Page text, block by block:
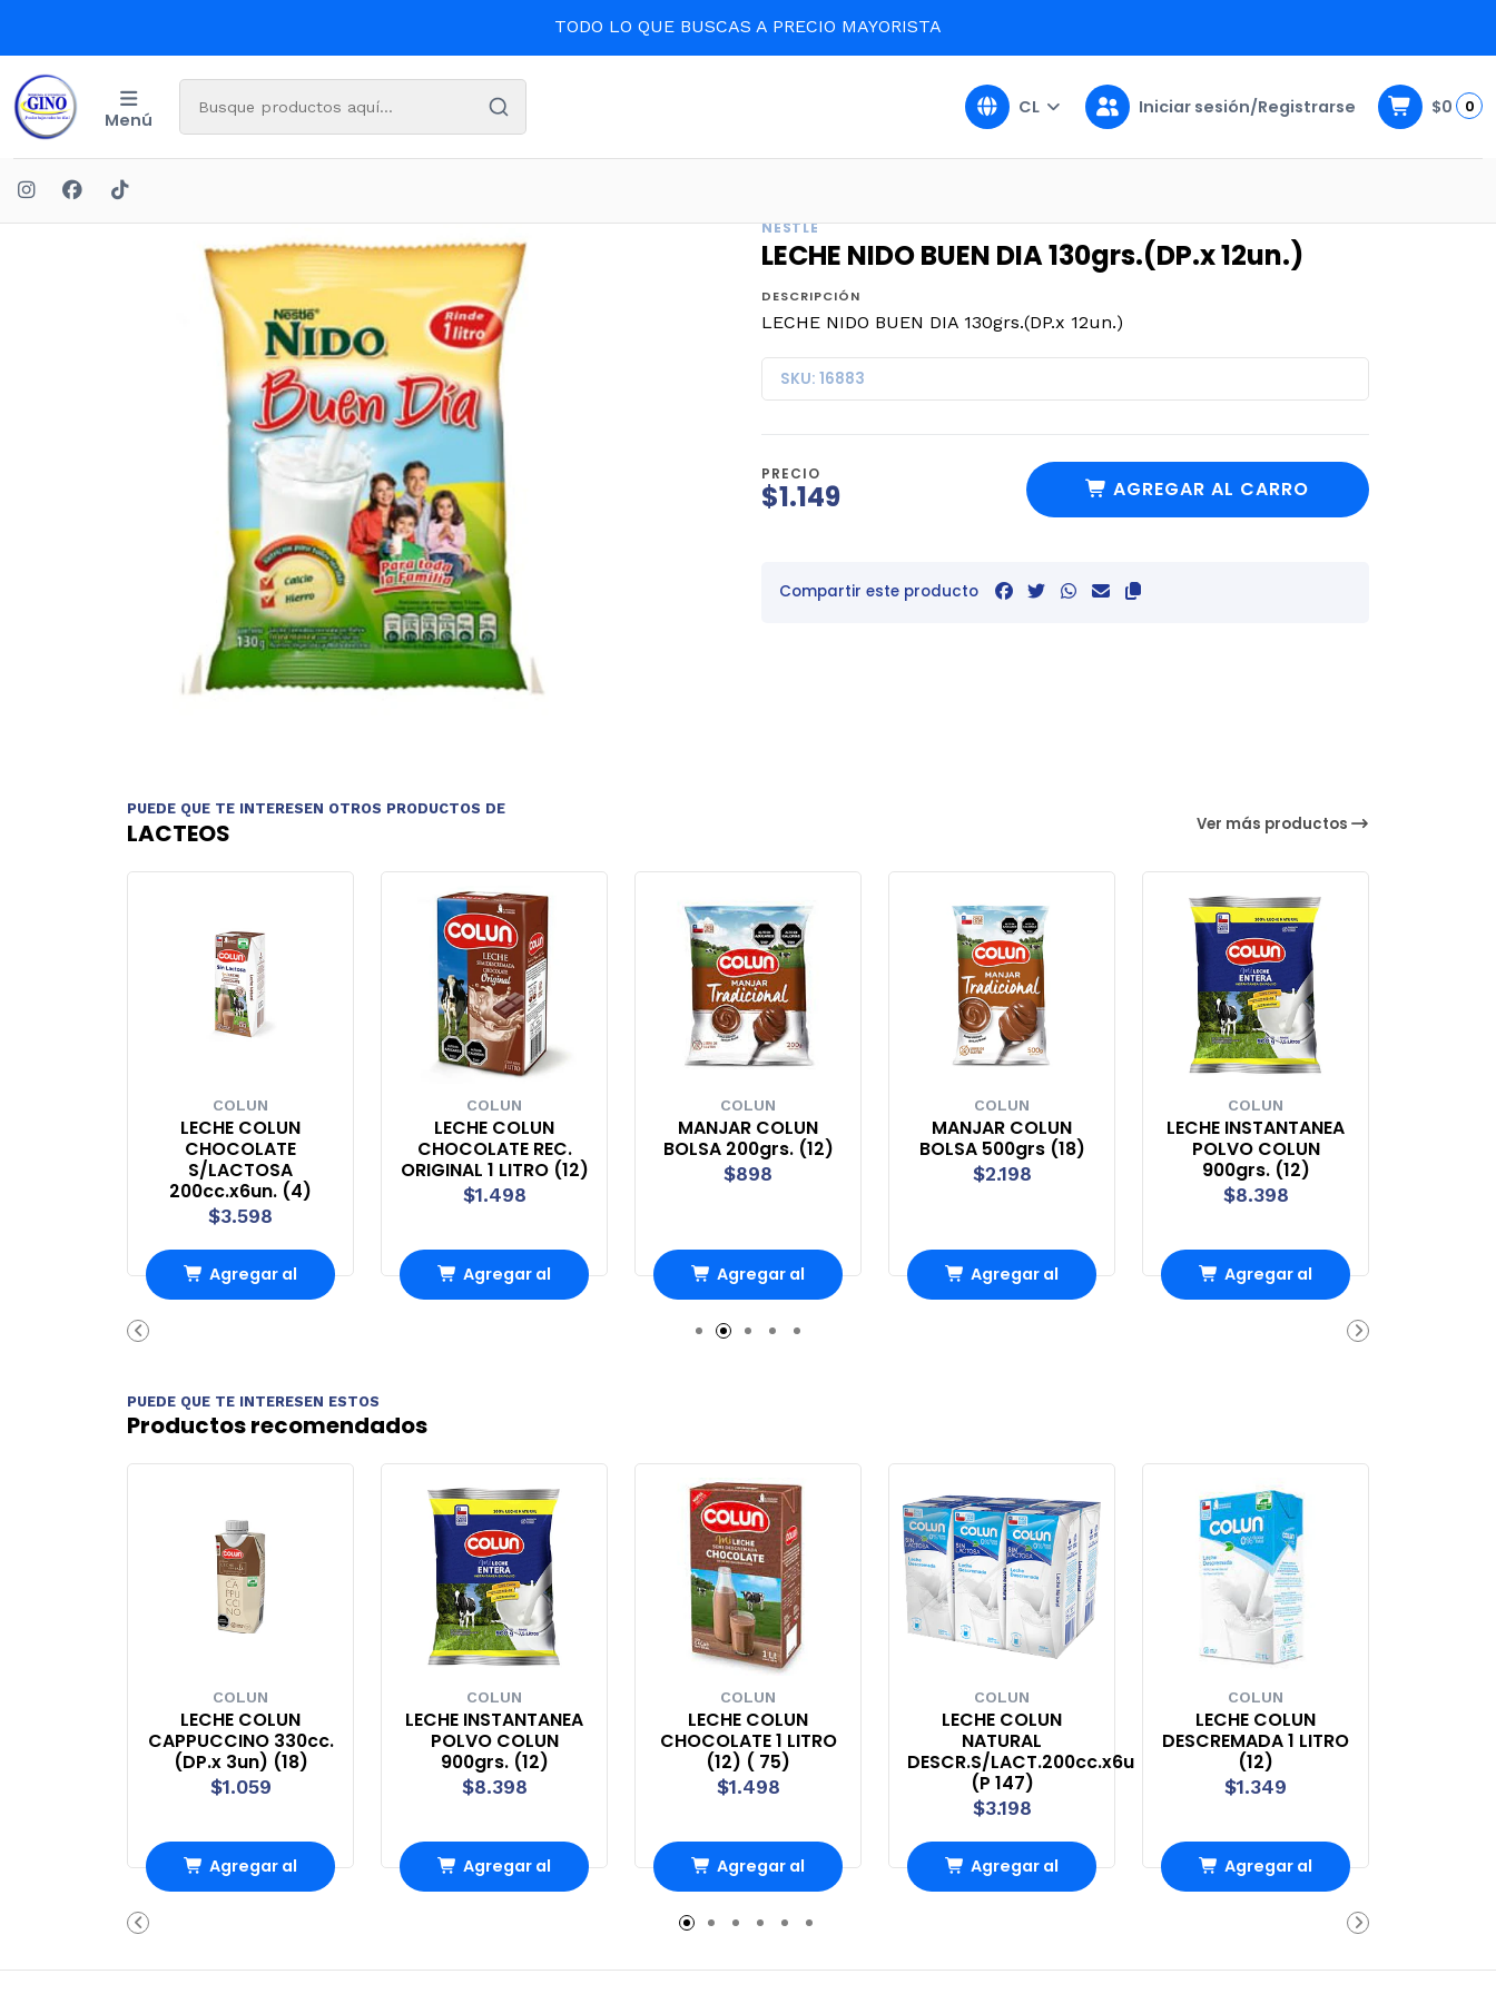
TODO LO QUE BUSCAS A PRECIO MAYORISTA
Menú
CL Iniciar sesión/Registrarse $0 0
NESTLE
LECHE NIDO BUEN DIA 130grs.(DP.x 12un.)
DESCRIPCIÓN
LECHE NIDO BUEN DIA 130grs.(DP.x 12un.)
SKU: 16883
PRECIO
$1.149 AGREGAR AL CARRO
Compartir este producto
PUEDE QUE TE INTERESEN OTROS PRODUCTOS DE
LACTEOS Ver más productos
COLUN
LECHE COLUN
CHOCOLATE
S/LACTOSA
200cc.x6un. (4)
$3.598
Agregar al
COLUN
LECHE COLUN
CHOCOLATE REC.
ORIGINAL 1 LITRO (12)
$1.498
Agregar al
COLUN
MANJAR COLUN
BOLSA 200grs. (12)
$898
Agregar al
Carro
COLUN
MANJAR COLUN
BOLSA 500grs (18)
$2.198
Agregar al
COLUN
LECHE INSTANTANEA
POLVO COLUN
900grs. (12)
$8.398
Agregar al
PUEDE QUE TE INTERESEN ESTOS
Productos recomendados
COLUN
LECHE COLUN
CAPPUCCINO 330cc.
(DP.x 3un) (18)
$1.059
Agregar al
COLUN
LECHE INSTANTANEA
POLVO COLUN
900grs. (12)
$8.398
Agregar al
COLUN
LECHE COLUN
CHOCOLATE 1 LITRO
(12) ( 75)
$1.498
Agregar al
Carro
COLUN
LECHE COLUN
NATURAL
DESCR.S/LACT.200cc.x6u
(P 147)
$3.198
Agregar al
COLUN
LECHE COLUN
DESCREMADA 1 LITRO
(12)
$1.349
Agregar al